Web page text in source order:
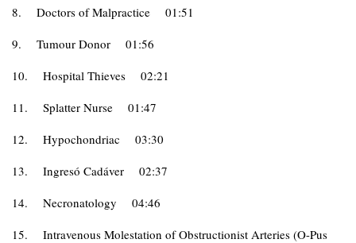
8. Doctors of Malpractice
01:51
9.
Tumour Donor
01:56
10.
Hospital Thieves
02:21
11.
Splatter Nurse
01:47
12.
Hypochondriac
03:30
13.
Ingresó Cadáver
02:37
14.
Necronatology
04:46
15.
Intravenous Molestation of Obstructionist Arteries (O-Pus